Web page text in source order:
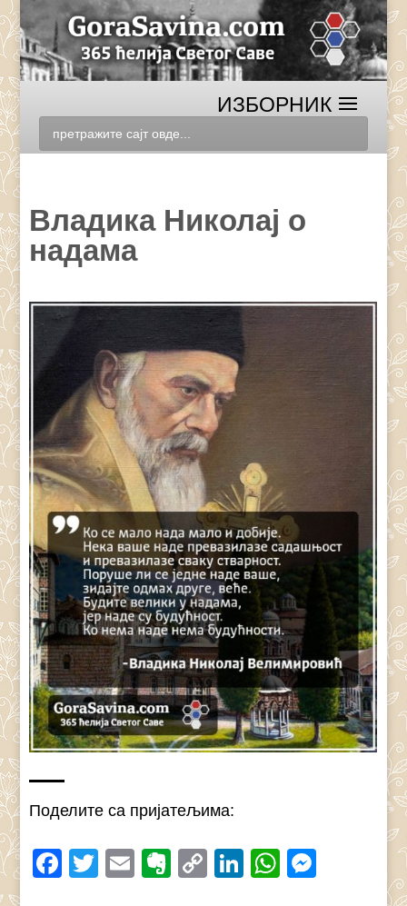
Владика Николај о
надама
Поделите са пријатељима:
Facebook
Twitter
EmailEvernote
CopyLinkedIn